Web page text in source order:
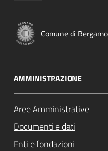
Comune di Bergamo
AMMINISTRAZIONE
Aree Amministrative
Documenti e dati
Enti e fondazioni